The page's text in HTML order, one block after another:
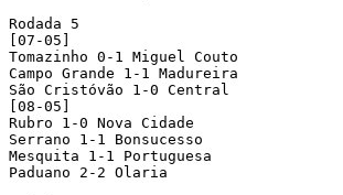
Rodada 5
[07-05]
Tomazinho 0-1 Miguel Couto
Campo Grande 1-1 Madureira
São Cristóvão 1-0 Central
[08-05]
Rubro 1-0 Nova Cidade
Serrano 1-1 Bonsucesso
Mesquita 1-1 Portuguesa
Paduano 2-2 Olaria